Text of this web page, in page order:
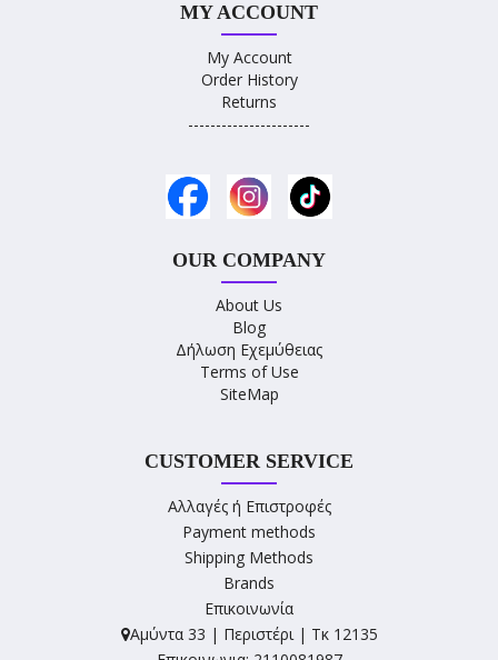
MY ACCOUNT
My Account
Order History
Returns
----------------------
OUR COMPANY
About Us
Blog
Δήλωση Εχεμύθειας
Terms of Use
SiteMap
CUSTOMER SERVICE
Αλλαγές ή Επιστροφές
Payment methods
Shipping Methods
Brands
Επικοινωνία
Αμύντα 33 | Περιστέρι | Τκ 12135